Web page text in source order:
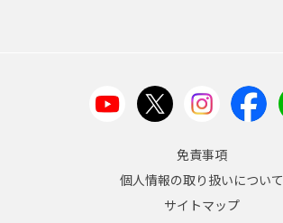
免責事項
個人情報の取り扱いについて
サイトマップ